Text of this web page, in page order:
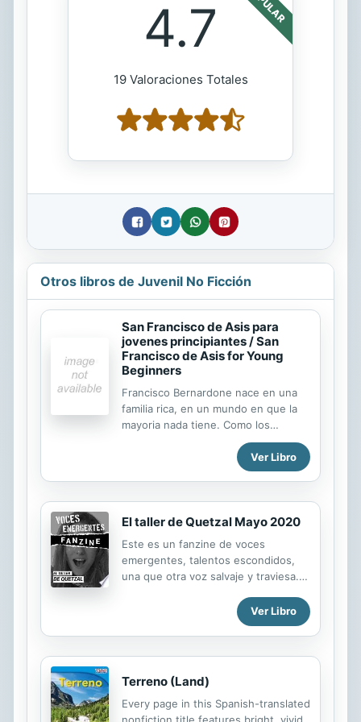
4.7
19 Valoraciones Totales
Otros libros de Juvenil No Ficción
San Francisco de Asis para
jovenes principiantes / San
Francisco de Asis for Young
Beginners
Francisco Bernardone nace en una
familia rica, en un mundo en que la
mayoria nada tiene. Como los
jovenes de su circulo, vive de fiesta
en fiesta. Hasta que poco antes de
cumplir los veinte anos algo lo llama
modo de viv
Ver Libro
El taller de Quetzal Mayo 2020
Este es un fanzine de voces
emergentes, talentos escondidos,
una que otra voz salvaje y traviesa.
sentido sino de romper una
estructura para relajarnos y
compartir algo que disfrutamos hacer
Ver Libro
Terreno (Land)
Every page in this Spanish-translated
nonfiction title features bright, vivid